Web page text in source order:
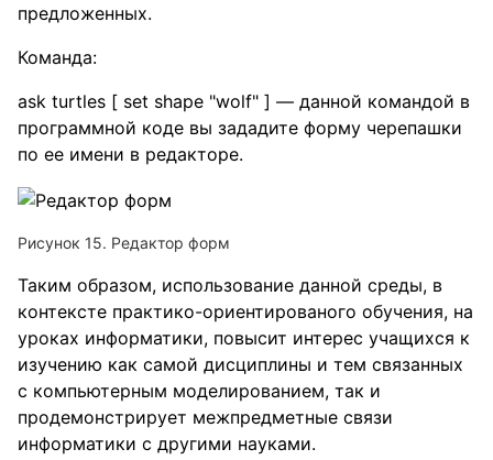
предложенных.
Команда:
ask turtles [ set shape "wolf" ] — данной командой в
программной коде вы зададите форму черепашки
по ее имени в редакторе.
Рисунок 15. Редактор форм
Таким образом, использование данной среды, в
контексте практико-ориентированого обучения, на
уроках информатики, повысит интерес учащихся к
изучению как самой дисциплины и тем связанных
с компьютерным моделированием, так и
продемонстрирует межпредметные связи
информатики с другими науками.